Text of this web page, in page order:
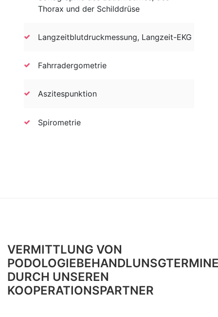
Thorax und der Schilddrüse
Langzeitblutdruckmessung, Langzeit-EKG
Fahrradergometrie
Aszitespunktion
Spirometrie
VERMITTLUNG VON
DURCH UNSEREN
KOOPERATIONSPARTNER